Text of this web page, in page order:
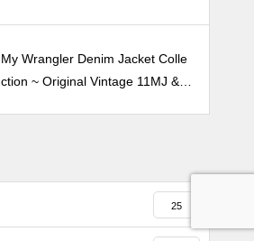
My Wrangler Denim Jacket Colle
ction ~ Original Vintage 11MJ & 1
25